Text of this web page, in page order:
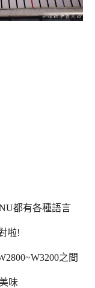
都有各種語言
啦!
之間
味